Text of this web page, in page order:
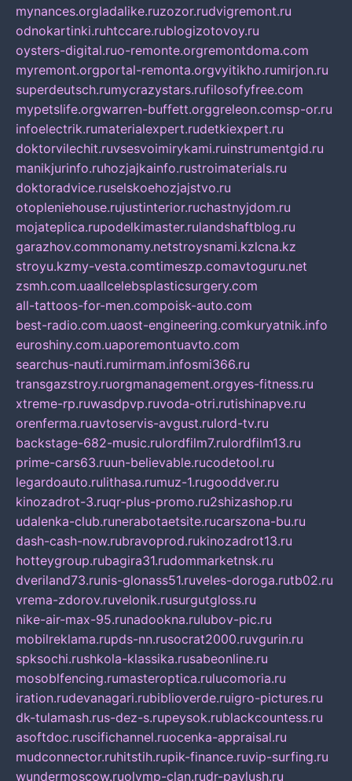
mynances.orgladalike.ruzozor.rudvigremont.ru
odnokartinki.ruhtccare.rublogizotovoy.ru
oysters-digital.ruo-remonte.orgremontdoma.com
myremont.orgportal-remonta.orgvyitikho.rumirjon.ru
superdeutsch.rumycrazystars.rufilosofyfree.com
mypetslife.orgwarren-buffett.orggreleon.comsp-or.ru
infoelectrik.rumaterialexpert.rudetkiexpert.ru
doktorvilechit.ruvsesvoimirykami.ruinstrumentgid.ru
manikjurinfo.ruhozjajkainfo.rustroimaterials.ru
doktoradvice.ruselskoehozjajstvo.ru
otopleniehouse.rujustinterior.ruchastnyjdom.ru
mojateplica.rupodelkimaster.rulandshaftblog.ru
garazhov.commonamy.netstroysnami.kzlcna.kz
stroyu.kzmy-vesta.comtimeszp.comavtoguru.net
zsmh.com.uaallcelebsplasticsurgery.com
all-tattoos-for-men.compoisk-auto.com
best-radio.com.uaost-engineering.comkuryatnik.info
euroshiny.com.uaporemontuavto.com
searchus-nauti.rumirmam.infosmi366.ru
transgazstroy.ruorgmanagement.orgyes-fitness.ru
xtreme-rp.ruwasdpvp.ruvoda-otri.rutishinapve.ru
orenferma.ruavtoservis-avgust.rulord-tv.ru
backstage-682-music.rulordfilm7.rulordfilm13.ru
prime-cars63.ruun-believable.rucodetool.ru
legardoauto.rulithasa.rumuz-1.rugooddver.ru
kinozadrot-3.ruqr-plus-promo.ru2shizashop.ru
udalenka-club.runerabotaetsite.rucarszona-bu.ru
dash-cash-now.rubravoprod.rukinozadrot13.ru
hotteygroup.rubagira31.rudommarketnsk.ru
dveriland73.runis-glonass51.ruveles-doroga.rutb02.ru
vrema-zdorov.ruvelonik.rusurgutgloss.ru
nike-air-max-95.runadookna.rulubov-pic.ru
mobilreklama.rupds-nn.rusocrat2000.ruvgurin.ru
spksochi.rushkola-klassika.rusabeonline.ru
mosoblfencing.rumasteroptica.rulucomoria.ru
iration.rudevanagari.rubiblioverde.ruigro-pictures.ru
dk-tulamash.rus-dez-s.rupeysok.rublackcountess.ru
asoftdoc.ruscifichannel.ruocenka-appraisal.ru
mudconnector.ruhitstih.rupik-finance.ruvip-surfing.ru
wundermoscow.ruolymp-clan.rudr-pavlush.ru